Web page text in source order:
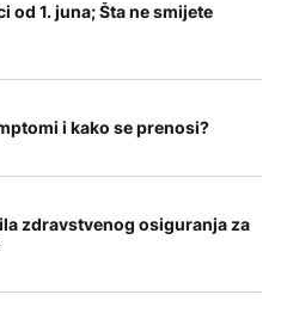
od 1. juna; Šta ne smijete
i kako se prenosi?
zdravstvenog osiguranja za